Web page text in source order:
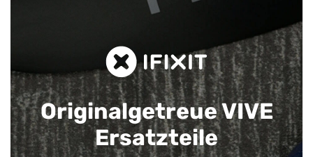
Originalgetreue VIVE
Ersatzteile